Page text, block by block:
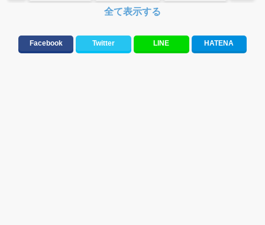
まこみな 上白石萌音
全て表示する
Facebook Twitter LINE HATENA